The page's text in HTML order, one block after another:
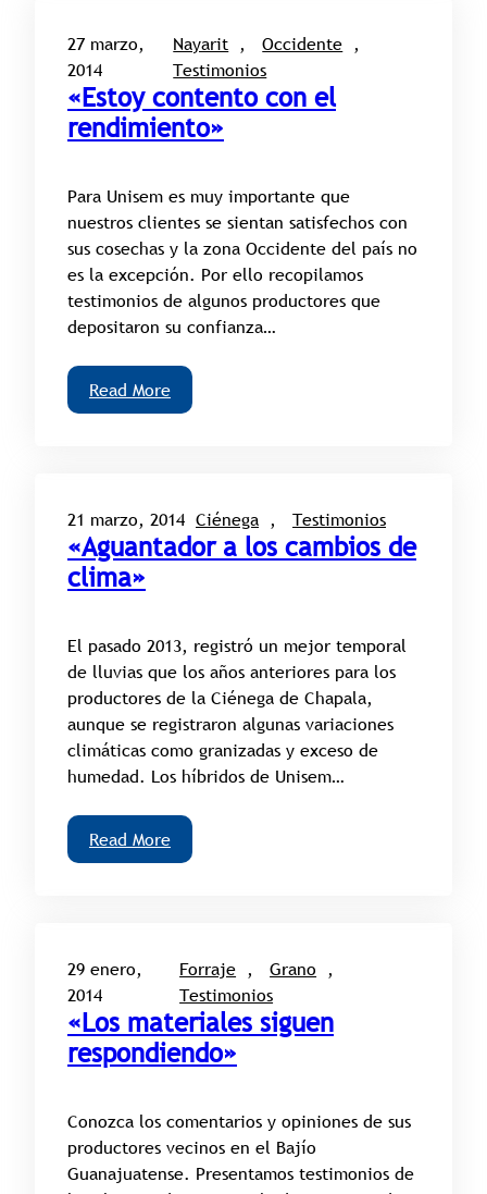
27 marzo,
2014
Nayarit , Occidente
Testimonios
«Estoy contento con el
rendimiento»
Para Unisem es muy importante que
nuestros clientes se sientan satisfechos con
sus cosechas y la zona Occidente del país no
es la excepción. Por ello recopilamos
testimonios de algunos productores que
depositaron su confianza…
Read More
21 marzo, 2014 Ciénega , Testimonios
«Aguantador a los cambios de
clima»
El pasado 2013, registró un mejor temporal
de lluvias que los años anteriores para los
productores de la Ciénega de Chapala,
aunque se registraron algunas variaciones
climáticas como granizadas y exceso de
humedad. Los híbridos de Unisem…
Read More
29 enero,
2014
Forraje , Grano
Testimonios
«Los materiales siguen
respondiendo»
Conozca los comentarios y opiniones de sus
productores vecinos en el Bajío
Guanajuatense. Presentamos testimonios de